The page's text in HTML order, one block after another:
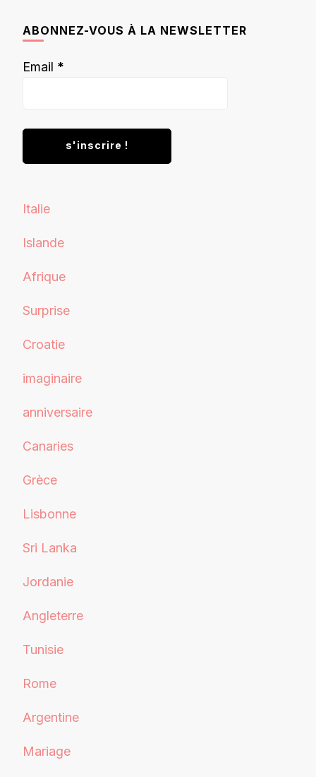
ABONNEZ-VOUS À LA NEWSLETTER
Email *
Italie
Islande
Afrique
Surprise
Croatie
imaginaire
anniversaire
Canaries
Grèce
Lisbonne
Sri Lanka
Jordanie
Angleterre
Tunisie
Rome
Argentine
Mariage